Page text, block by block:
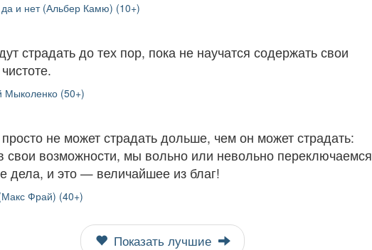
и нет (Альбер Камю) (10+)
страдать до тех пор, пока не научатся содержать свои
Мыколенко (50+)
не может страдать дольше, чем он может страдать:
свои возможности, мы вольно или невольно переключаемся
дела, и это — величайшее из благ!
Фрай) (40+)
Показать лучшие